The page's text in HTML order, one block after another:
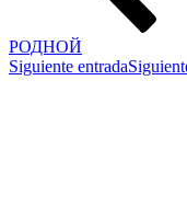
РОДНОЙ
Siguiente entrada